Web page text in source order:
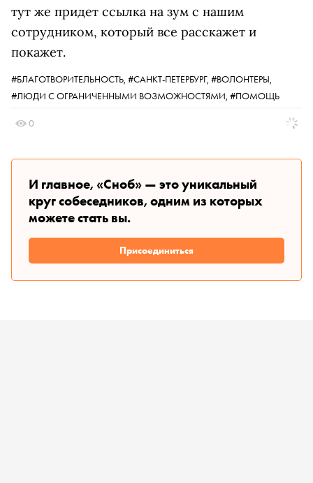
тут же придет ссылка на зум с нашим
сотрудником, который все расскажет и
покажет.
#БЛАГОТВОРИТЕЛЬНОСТЬ, #САНКТ-ПЕТЕРБУРГ, #ВОЛОНТЕРЫ,
#ЛЮДИ С ОГРАНИЧЕННЫМИ ВОЗМОЖНОСТЯМИ, #ПОМОЩЬ
0
И главное, «Сноб» — это уникальный
круг собеседников, одним из которых
можете стать вы.
Присоединиться